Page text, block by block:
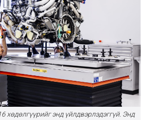
хөдөлгүүрийг энд үйлдвэрлэдэггүй. Энд